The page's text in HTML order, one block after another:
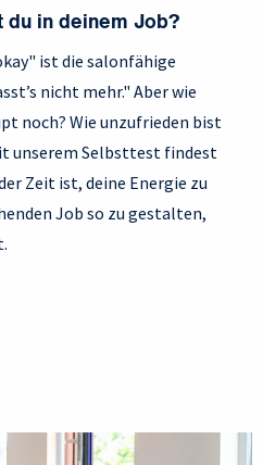
du in deinem Job?
ist die salonfähige
nicht mehr." Aber wie
noch? Wie unzufrieden bist
unserem Selbsttest findest
Zeit ist, deine Energie zu
Job so zu gestalten,